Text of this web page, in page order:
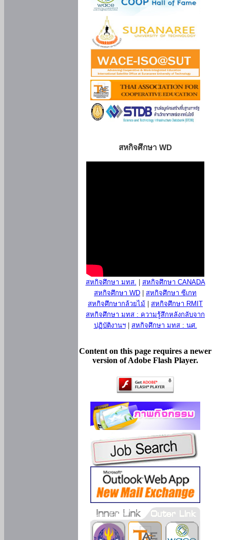
สหกิจศึกษา WD
สหกิจศึกษา มทส.
สหกิจศึกษา CANADA
สหกิจศึกษา WD
สหกิจศึกษา ซีเกท
สหกิจศึกษากล้วยไม้
สหกิจศึกษา RMIT
สหกิจศึกษา มทส : ความรู้สึกหลังกลับจาก
ปฏิบัติงานฯ| สหกิจศึกษา มทส : นศ.
Content on this page requires a newer
version of Adobe Flash Player.